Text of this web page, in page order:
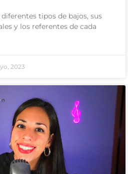
tipos de bajos, sus
y los referentes de cada
2023